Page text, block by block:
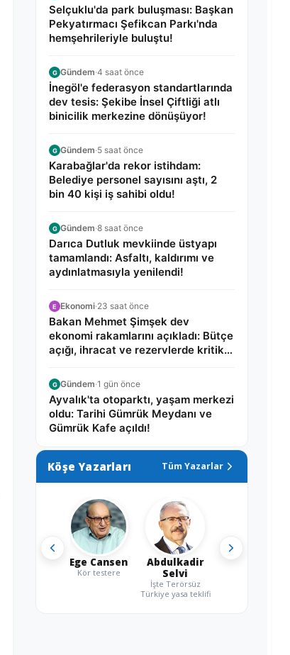
Selçuklu'da park buluşması: Başkan
Pekyatırmacı Şefikcan Parkı'nda
hemşehrileriyle buluştu!
G Gündem·4 saat önce
İnegöl'e federasyon standartlarında
dev tesis: Şekibe İnsel Çiftliği atlı
binicilik merkezine dönüşüyor!
G Gündem·5 saat önce
Karabağlar'da rekor istihdam:
Belediye personel sayısını aştı, 2
bin 40 kişi iş sahibi oldu!
G Gündem·8 saat önce
Darıca Dutluk mevkiinde üstyapı
tamamlandı: Asfaltı, kaldırımı ve
aydınlatmasıyla yenilendi!
E Ekonomi·23 saat önce
Bakan Mehmet Şimşek dev
ekonomi rakamlarını açıkladı: Bütçe
açığı, ihracat ve rezervlerde kritik
G Gündem·1 gün önce
Ayvalık'ta otoparktı, yaşam merkezi
oldu: Tarihi Gümrük Meydanı ve
Gümrük Kafe açıldı!
Köşe Yazarları Tüm Yazarlar
Ege Cansen
Kör testere
Abdulkadir
Selvi
İşte Terörsüz
Türkiye yasa teklifi